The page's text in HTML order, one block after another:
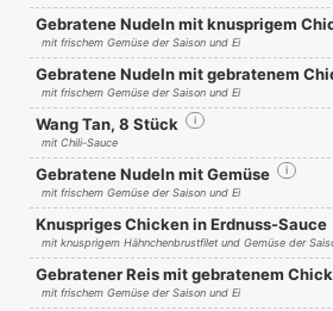
Gebratene Nudeln mit knusprigem
mit frischem Gemüse der Saison und Ei
Gebratene Nudeln mit gebratenem
mit frischem Gemüse der Saison und Ei
Wang Tan, 8 Stück i
mit Chili-Sauce
Gebratene Nudeln mit Gemüse i
mit frischem Gemüse der Saison und Ei
Knuspriges Chicken in Erdnuss-Sauce
mit knusprigem Hähnchenbrustfilet und Gemüse der
Gebratener Reis mit gebratenem
mit frischem Gemüse der Saison und Ei